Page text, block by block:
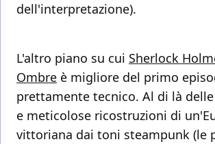
dell'interpretazione).
L'altro piano su cui Sherlock
Ombre è migliore del primo
prettamente tecnico. Al di là
e meticolose ricostruzioni di
vittoriana dai toni steampunk (le